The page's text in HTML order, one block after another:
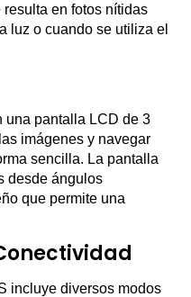
en fotos nítidas
luz o cuando se utiliza el
una pantalla LCD de 3
imágenes y navegar
sencilla. La pantalla
desde ángulos
que permite una
incluye diversos modos